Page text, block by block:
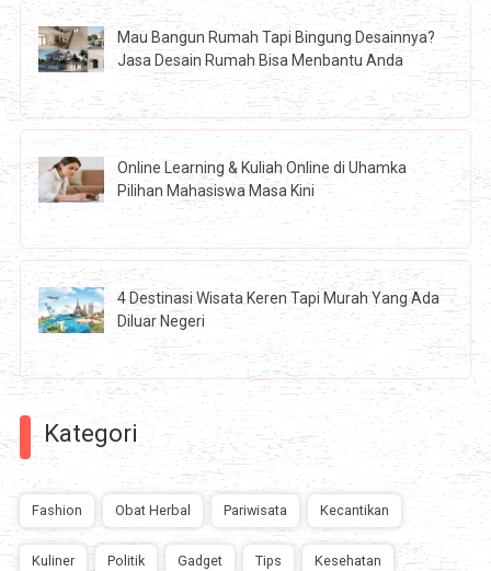
Mau Bangun Rumah Tapi Bingung Desainnya?
Jasa Desain Rumah Bisa Menbantu Anda
Online Learning & Kuliah Online di Uhamka
Pilihan Mahasiswa Masa Kini
4 Destinasi Wisata Keren Tapi Murah Yang Ada
Diluar Negeri
Kategori
Fashion Obat Herbal Pariwisata Kecantikan
Kuliner Politik Gadget Tips Kesehatan